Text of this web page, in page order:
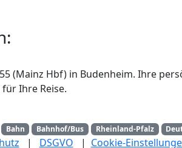
(Mainz Hbf) in Budenheim. Ihre
Ihre Reise.
Bahn Bahnhof/Bus Rheinland-Pfalz
| DSGVO | Cookie-